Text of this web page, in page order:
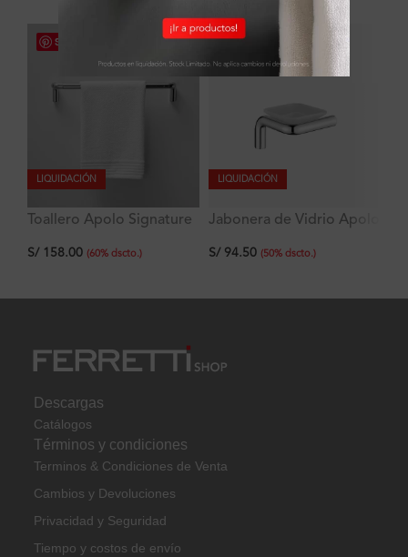
Save
LIQUIDACIÓN
Toallero Apolo Signature
S/ 158.00 (60% dscto.)
Save
LIQUIDACIÓN
Jabonera de Vidrio Apolo
S/94.50 (50% dscto.)
Descargas
Catálogos
Términos y condiciones
Terminos & Condiciones de Venta
Cambios y Devoluciones
Privacidad y Seguridad
Tiempo y costos de envío